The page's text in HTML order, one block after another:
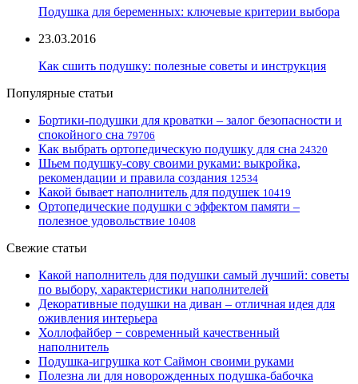
Подушка для беременных: ключевые критерии выбора
23.03.2016
Как сшить подушку: полезные советы и инструкция
Популярные статьи
Бортики-подушки для кроватки – залог безопасности и
спокойного сна 79706
Как выбрать ортопедическую подушку для сна 24320
Шьем подушку-сову своими руками: выкройка,
рекомендации и правила создания 12534
Какой бывает наполнитель для подушек 10419
Ортопедические подушки с эффектом памяти –
полезное удовольствие 10408
Свежие статьи
Какой наполнитель для подушки самый лучший: советы
по выбору, характеристики наполнителей
Декоративные подушки на диван – отличная идея для
оживления интерьера
Холлофайбер − современный качественный
наполнитель
Подушка-игрушка кот Саймон своими руками
Полезна ли для новорожденных подушка-бабочка